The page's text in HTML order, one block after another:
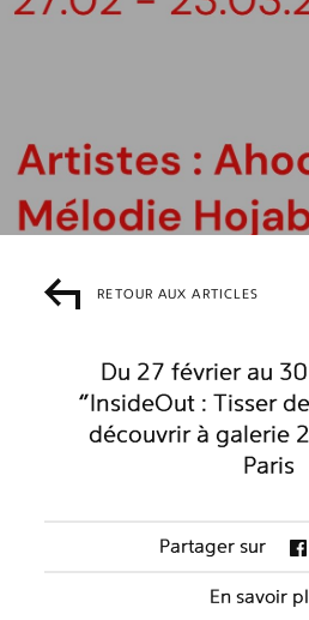
RETOUR AUX ARTICLES
Du 27 février au
“InsideOut : Tisser
découvrir à galerie
Paris
Partager sur
En savoir